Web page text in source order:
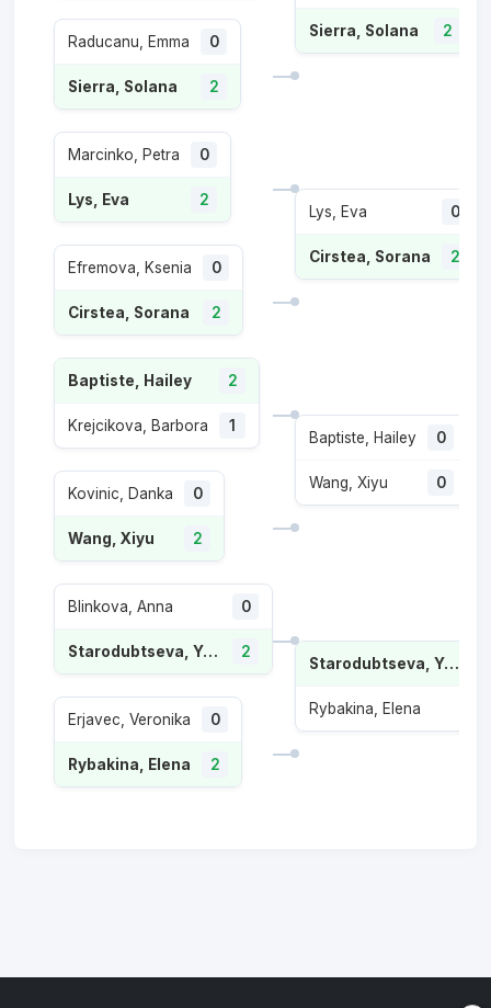
Raducanu, Emma 0
Sierra, Solana 2
Marcinko, Petra 0
Lys, Eva 2
Efremova, Ksenia 0
Cirstea, Sorana 2
Baptiste, Hailey 2
Krejcikova, Barbora 1
Kovinic, Danka 0
Wang, Xiyu 2
Blinkova, Anna 0
Starodubtseva, Yuliia 2
Erjavec, Veronika 0
Rybakina, Elena 2
Sierra, Solana 2
Lys, Eva 0
Cirstea, Sorana 2
Baptiste, Hailey 0
Wang, Xiyu 0
Starodubtseva, Yuliia
Rybakina, Elena